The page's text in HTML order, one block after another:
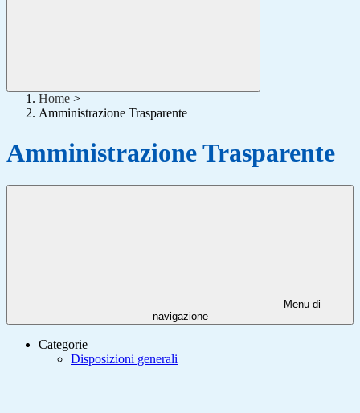
Home >
Amministrazione Trasparente
Amministrazione Trasparente
Menu di
navigazione
Categorie
Disposizioni generali